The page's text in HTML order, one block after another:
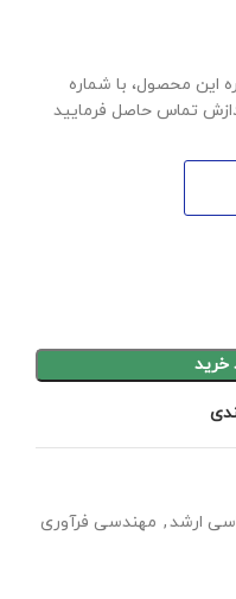
این محصول، با شماره
خرید
ارشد, مهندسی فرآوری